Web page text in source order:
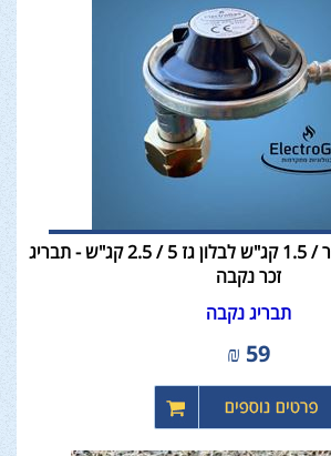
ווסת זוויתי 30 מיליבר / 1.5 קג"ש לבלון גז 5 / 2.5 קג"ש - תבריג
זכר נקבה
תבריג נקבה
59
₪